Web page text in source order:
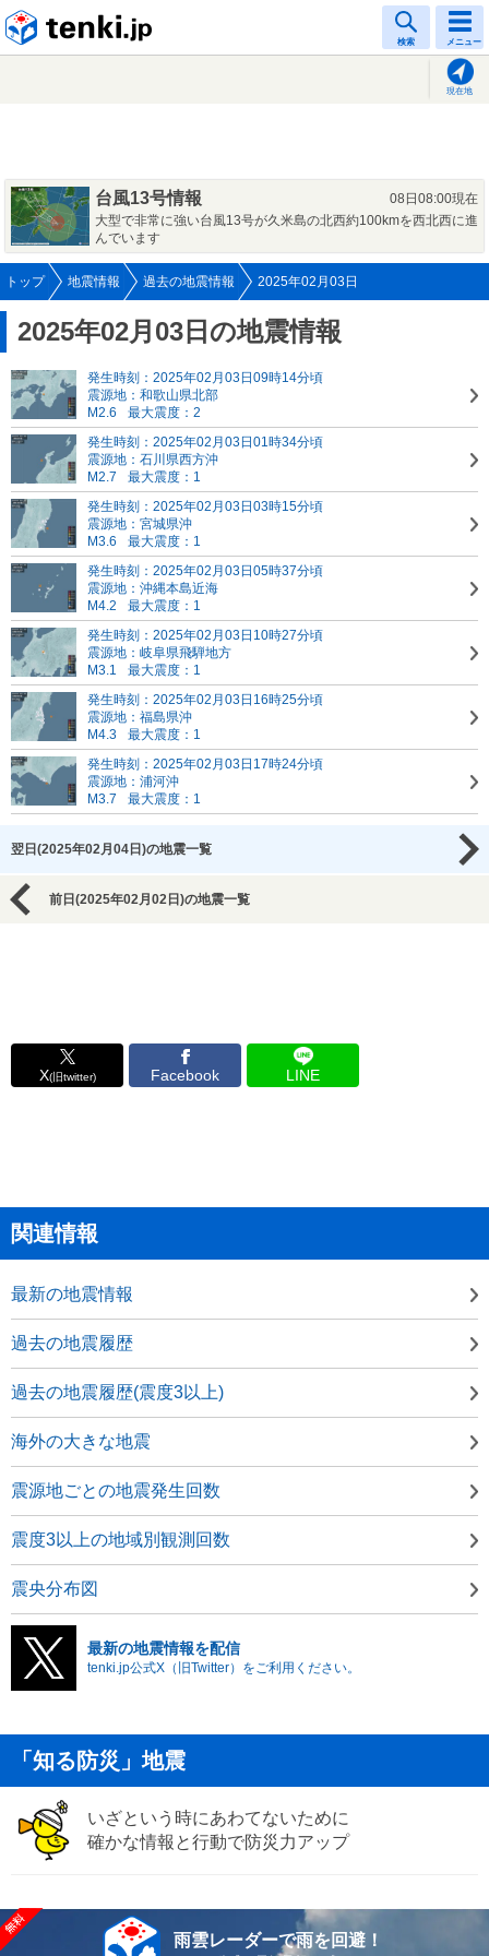
検索 メニュー
現在地
台風13号情報
08日08:00現在
大型で非常に強い台風13号が久米島の北西約100kmを西北西に進
んでいます
トップ 地震情報 過去の地震情報 2025年02月03日
2025年02月03日の地震情報
発生時刻：2025年02月03日09時14分頃
震源地：和歌山県北部
M2.6
最大震度：2
発生時刻：2025年02月03日01時34分頃
震源地：石川県西方沖
M2.7
最大震度：1
発生時刻：2025年02月03日03時15分頃
震源地：宮城県沖
M3.6
最大震度：1
発生時刻：2025年02月03日05時37分頃
震源地：沖縄本島近海
M4.2
最大震度：1
発生時刻：2025年02月03日10時27分頃
震源地：岐阜県飛騨地方
M3.1
最大震度：1
発生時刻：2025年02月03日16時25分頃
震源地：福島県沖
M4.3
最大震度：1
発生時刻：2025年02月03日17時24分頃
震源地：浦河沖
M3.7
最大震度：1
翌日(2025年02月04日)の地震一覧
前日(2025年02月02日)の地震一覧
X(旧twitter) Facebook LINE
関連情報
最新の地震情報
過去の地震履歴
過去の地震履歴(震度3以上)
海外の大きな地震
震源地ごとの地震発生回数
震度3以上の地域別観測回数
震央分布図
最新の地震情報を配信
tenki.jp公式X（旧Twitter）をご利用ください。
「知る防災」地震
いざという時にあわてないために
確かな情報と行動で防災力アップ
雨雲レーダーで雨を回避！